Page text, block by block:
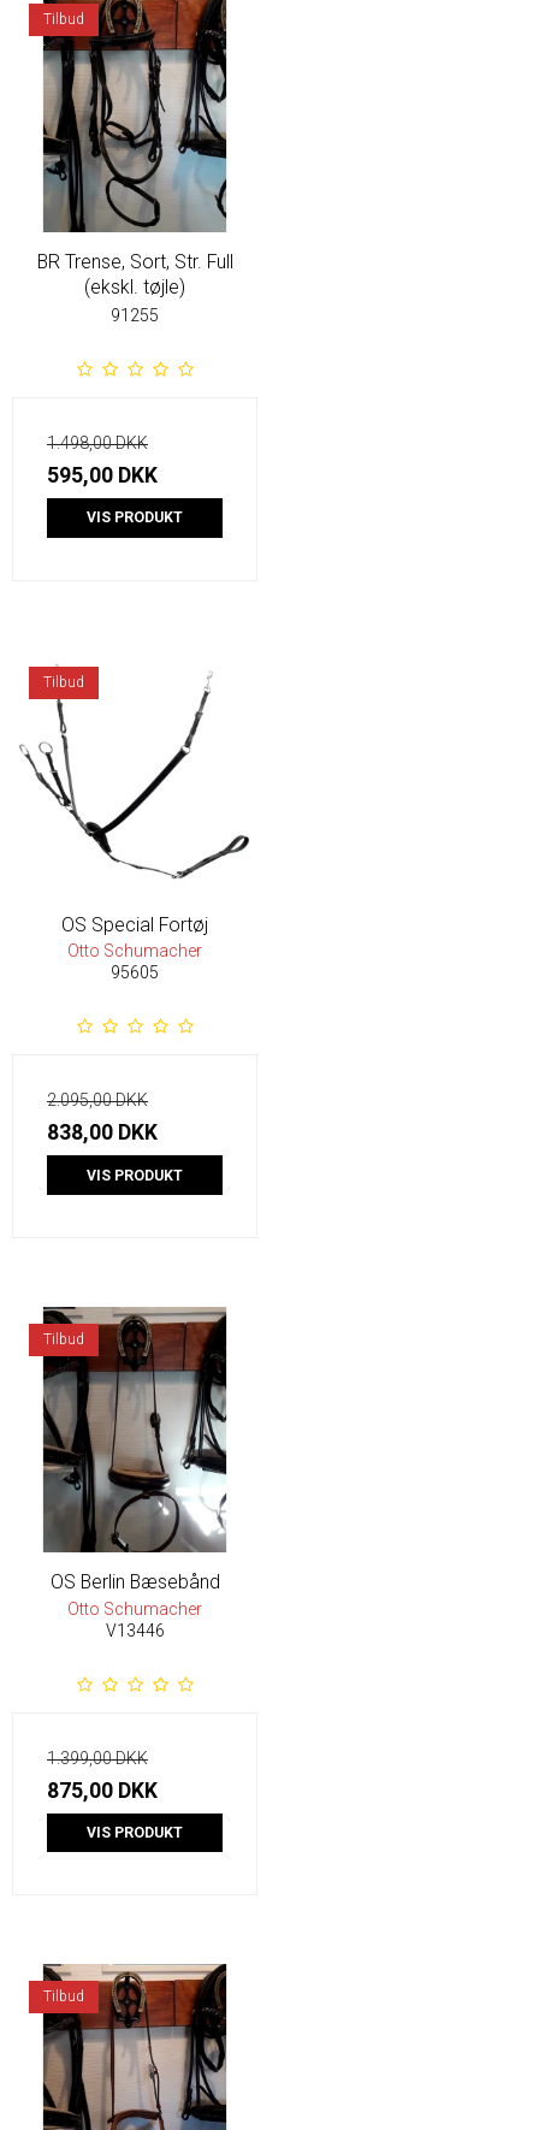
Tilbud
BR Trense, Sort, Str. Full
(ekskl. tøjle)
91255
1.498,00 DKK
595,00 DKK
VIS PRODUKT
Tilbud
OS Special Fortøj
Otto Schumacher
95605
2.095,00 DKK
838,00 DKK
VIS PRODUKT
Tilbud
OS Berlin Bæsebånd
Otto Schumacher
V13446
1.399,00 DKK
875,00 DKK
VIS PRODUKT
Tilbud